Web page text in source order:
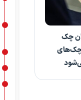
چک
چک‌های